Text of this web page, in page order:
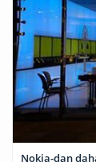
Nokia-dan